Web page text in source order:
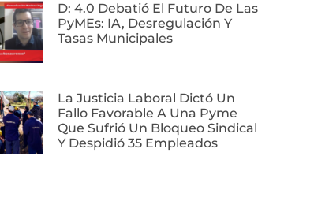
D: 4.0 Debatió El Futuro De Las
PyMEs: IA, Desregulación Y
Tasas Municipales
La Justicia Laboral Dictó Un
Fallo Favorable A Una Pyme
Que Sufrió Un Bloqueo Sindical
Y Despidió 35 Empleados